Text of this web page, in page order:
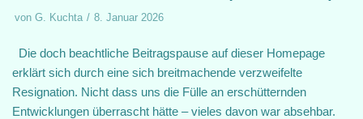
von G. Kuchta 8. Januar 2026
Die doch beachtliche Beitragspause auf dieser Homepage
erklärt sich durch eine sich breitmachende verzweifelte
Resignation. Nicht dass uns die Fülle an erschütternden
Entwicklungen überrascht hätte – vieles davon war absehbar.